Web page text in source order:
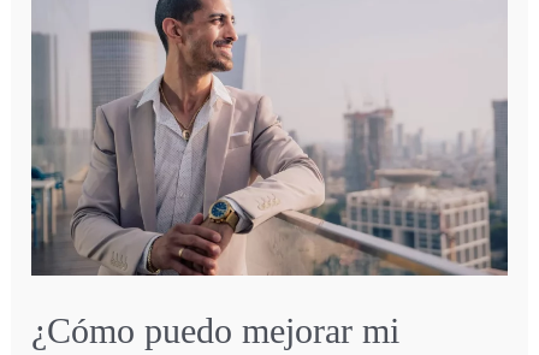
estrategia
fidelización
de
clientes?
¿Cómo puedo mejorar mi